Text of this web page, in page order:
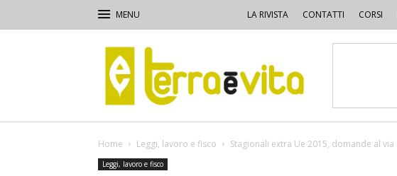
LA RIVISTA CONTATTI CORSI
Terra
e
Vita
Home Leggi, lavoro e fisco Stagionali extra Ue 2015, domande al via
Leggi, lavoro e fisco